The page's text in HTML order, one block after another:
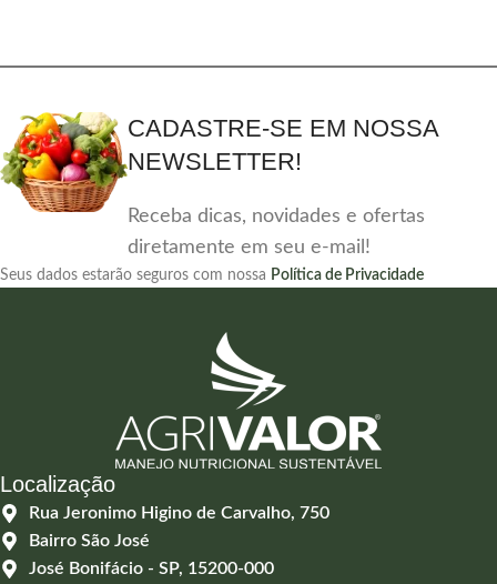
CADASTRE-SE EM NOSSA
NEWSLETTER!
Receba dicas, novidades e ofertas
diretamente em seu e-mail!
Seus dados estarão seguros com nossa Política de Privacidade
Localização
Rua Jeronimo Higino de Carvalho, 750
Bairro São José
José Bonifácio - SP, 15200-000